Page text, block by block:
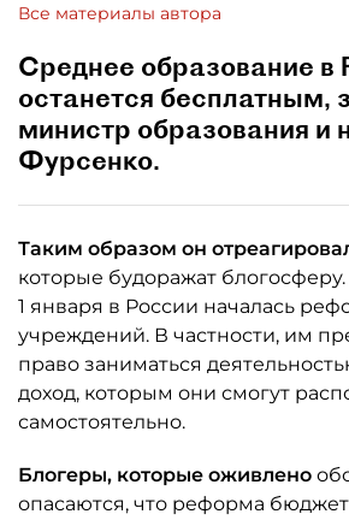
Все материалы автора
Среднее образование в
останется бесплатным,
министр образования и
Фурсенко.
Таким образом он
которые будоражат
1 января в России началась
учреждений. В частности, им
право заниматься
доход, которым они смогут
самостоятельно.
Блогеры, которые оживлено
опасаются, что реформа